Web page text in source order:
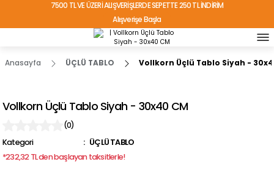
7500 TL VE ÜZERİ ALIŞVERİŞLERDE SEPETTE 250 TL İNDİRİM
Alışverişe Başla
TÜRKİYE'NİN HER YERİNE ÜCRETSİZ KARGO!
Anasayfa ÜÇLÜ TABLO Vollkorn Üçlü Tablo Siyah -
Vollkorn Üçlü Tablo Siyah - 30x40 CM
(0)
Kategori
ÜÇLÜ TABLO
*232,32 TL den başlayan taksitlerle!